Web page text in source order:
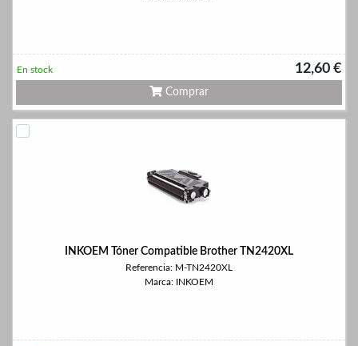
12,60 €
En stock
Comprar
INKOEM Tóner Compatible Brother TN2420XL
Referencia: M-TN2420XL
Marca: INKOEM